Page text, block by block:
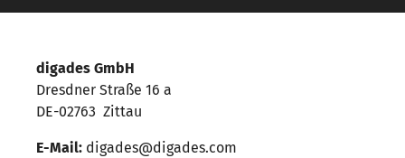
digades GmbH
Dresdner Straße 16 a
DE-02763 Zittau
E-Mail: digades@digades.com